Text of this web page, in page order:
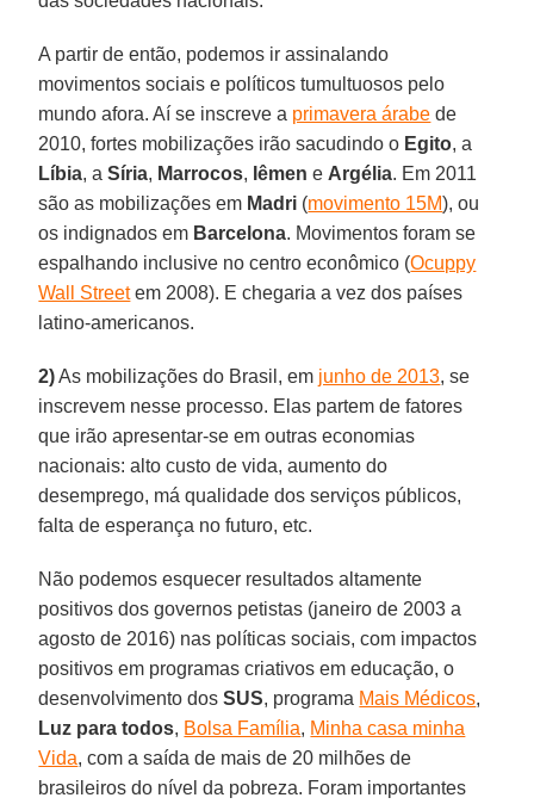
A partir de então, podemos ir assinalando
movimentos sociais e políticos tumultuosos pelo
mundo afora. Aí se inscreve a primavera árabe de
2010, fortes mobilizações irão sacudindo o Egito, a
Líbia, aSíria, Marrocos, Iêmen e Argélia. Em 2011
são as mobilizações em Madri (movimento 15M), ou
os indignados em Barcelona. Movimentos foram se
espalhando inclusive no centro econômico (Ocuppy
Wall Streetem 2008). E chegaria a vez dos países
latino-americanos.
2)As mobilizações do Brasil, em junho de 2013, se
inscrevem nesse processo. Elas partem de fatores
que irão apresentar-se em outras economias
nacionais: alto custo de vida, aumento do
desemprego, má qualidade dos serviços públicos,
falta de esperança no futuro, etc.
Não podemos esquecer resultados altamente
positivos dos governos petistas (janeiro de 2003 a
agosto de 2016) nas políticas sociais, com impactos
positivos em programas criativos em educação, o
desenvolvimento dosSUS, programa Mais Médicos,
Luz para todos, Bolsa Família, Minha casa minha
Vida, com a saída de mais de 20 milhões de
brasileiros do nível da pobreza. Foram importantes